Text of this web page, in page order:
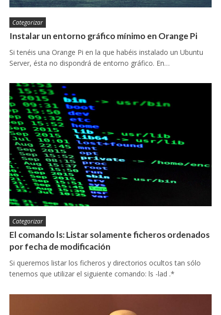
Categorizar
Instalar un entorno gráfico mínimo en Orange Pi
Si tenéis una Orange Pi en la que habéis instalado un Ubuntu
Server, ésta no dispondrá de entorno gráfico. En…
Categorizar
El comando ls: Listar solamente ficheros ordenados
por fecha de modificación
Si queremos listar los ficheros y directorios ocultos tan sólo
tenemos que utilizar el siguiente comando: ls -lad .*